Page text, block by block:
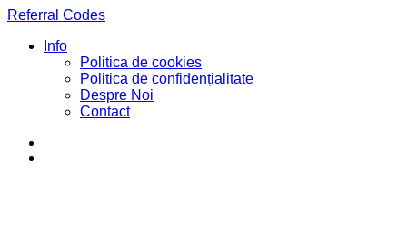
Referral Codes
Info
Politica de cookies
Politica de confidențialitate
Despre Noi
Contact